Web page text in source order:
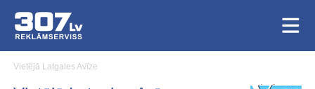
Vietējā Latgales Avīze